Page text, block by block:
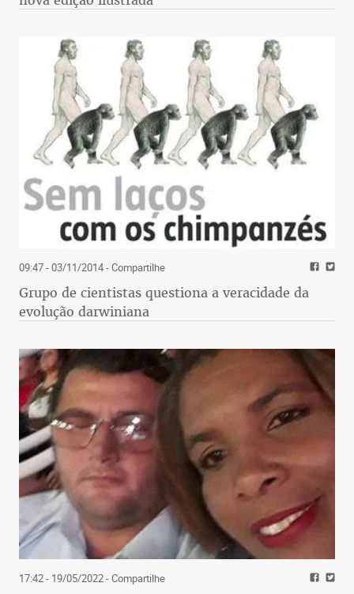
09:47 - 03/11/2014- Compartilhe
Grupo de cientistas questiona a veracidade da
evolução darwiniana
17:42 - 19/05/2022- Compartilhe